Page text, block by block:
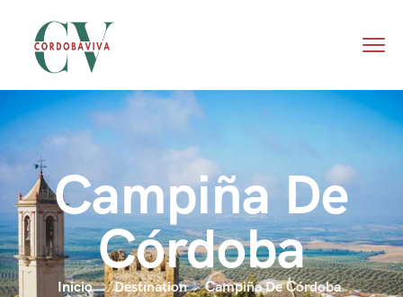
Campiña De
Córdoba
Inicio Destination Campiña De Córdoba